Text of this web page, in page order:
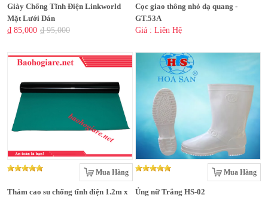
Giày Chống Tĩnh Điện Linkworld
Mặt Lưới Dán
₫ 85,000 ₫ 95,000
Cọc giao thông nhỏ dạ quang -
GT.53A
Giá : Liên Hệ
Mua Hàng
Thảm cao su chống tĩnh điện 1.2m x
Mua Hàng
Ủng nữ Trắng HS-02